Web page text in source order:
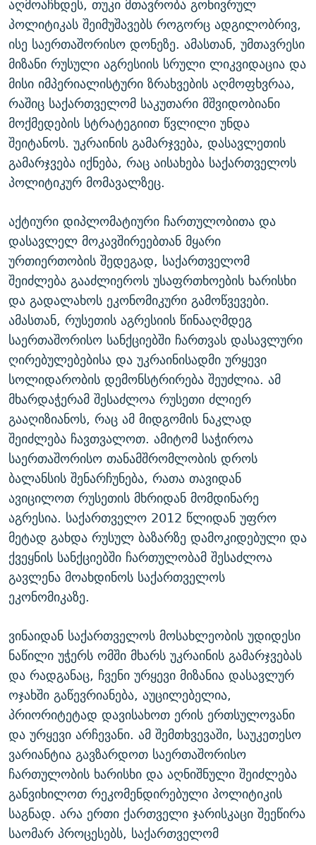
აღმოაჩნდეს, თუკი მთავრობა გონივრულ
პოლიტიკას შეიმუშავებს როგორც ადგილობრივ,
ისე საერთაშორისო დონეზე. ამასთან, უმთავრესი
მიზანი რუსული აგრესიის სრული ლიკვიდაცია და
მისი იმპერიალისტური ზრახვების აღმოფხვრაა,
რაშიც საქართველომ საკუთარი მშვიდობიანი
მოქმედების სტრატეგიით წვლილი უნდა
შეიტანოს. უკრაინის გამარჯვება, დასავლეთის
გამარჯვება იქნება, რაც აისახება საქართველოს
პოლიტიკურ მომავალზეც.
აქტიური დიპლომატიური ჩართულობითა და
დასავლელ მოკავშირეებთან მყარი
ურთიერთობის შედეგად, საქართველომ
შეიძლება გააძლიეროს უსაფრთხოების ხარისხი
და გადალახოს ეკონომიკური გამოწვევები.
ამასთან, რუსეთის აგრესიის წინააღმდეგ
საერთაშორისო სანქციებში ჩართვას დასავლური
ღირებულებებისა და უკრაინისადმი ურყევი
სოლიდარობის დემონსტრირება შეუძლია. ამ
მხარდაჭერამ შესაძლოა რუსეთი ძლიერ
გააღიზიანოს, რაც ამ მიდგომის ნაკლად
შეიძლება ჩავთვალოთ. ამიტომ საჭიროა
საერთაშორისო თანამშრომლობის დროს
ბალანსის შენარჩუნება, რათა თავიდან
ავიცილოთ რუსეთის მხრიდან მომდინარე
აგრესია. საქართველო 2012 წლიდან უფრო
მეტად გახდა რუსულ ბაზარზე დამოკიდებული და
ქვეყნის სანქციებში ჩართულობამ შესაძლოა
გავლენა მოახდინოს საქართველოს
ეკონომიკაზე.
ვინაიდან საქართველოს მოსახლეობის უდიდესი
ნაწილი უჭერს ომში მხარს უკრაინის გამარჯვებას
და რადგანაც, ჩვენი ურყევი მიზანია დასავლურ
ოჯახში გაწევრიანება, აუცილებელია,
პრიორიტეტად დავისახოთ ერის ერთსულოვანი
და ურყევი არჩევანი. ამ შემთხვევაში, საუკეთესო
ვარიანტია გავზარდოთ საერთაშორისო
ჩართულობის ხარისხი და აღნიშნული შეიძლება
განვიხილოთ რეკომენდირებული პოლიტიკის
საგნად. არა ერთი ქართველი ჯარისკაცი შეეწირა
საომარ პროცესებს, საქართველომ